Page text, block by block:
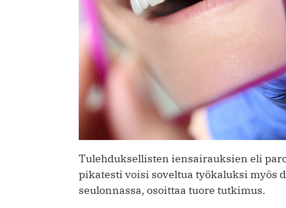
Tulehduksellisten iensairauksien eli
pikatesti voisi soveltua työkaluksi myös
seulonnassa, osoittaa tuore tutkimus.